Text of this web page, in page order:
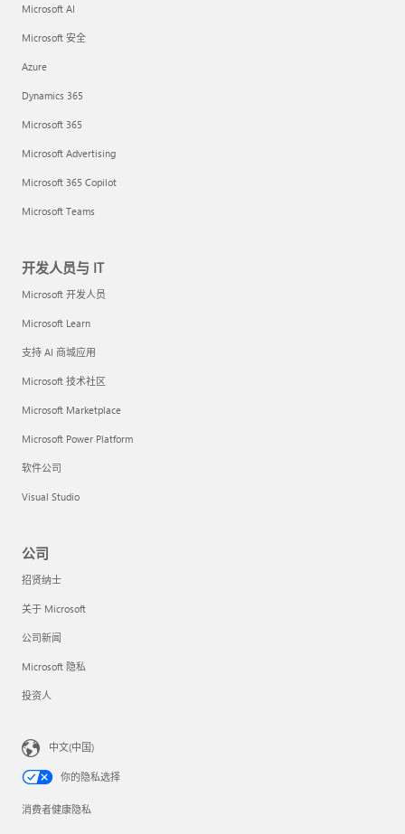
Microsoft AI
Microsoft 安全
Azure
Dynamics 365
Microsoft 365
Microsoft Advertising
Microsoft 365 Copilot
Microsoft Teams
开发人员与 IT
Microsoft 开发人员
Microsoft Learn
支持 AI 商城应用
Microsoft 技术社区
Microsoft Marketplace
Microsoft Power Platform
软件公司
Visual Studio
公司
招贤纳士
关于 Microsoft
公司新闻
Microsoft 隐私
投资人
中文(中国)
你的隐私选择
消费者健康隐私